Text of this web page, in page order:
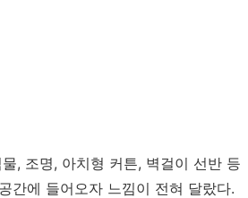
, 조명, 아치형 커튼, 벽걸이 선반 등
간에 들어오자 느낌이 전혀 달랐다.